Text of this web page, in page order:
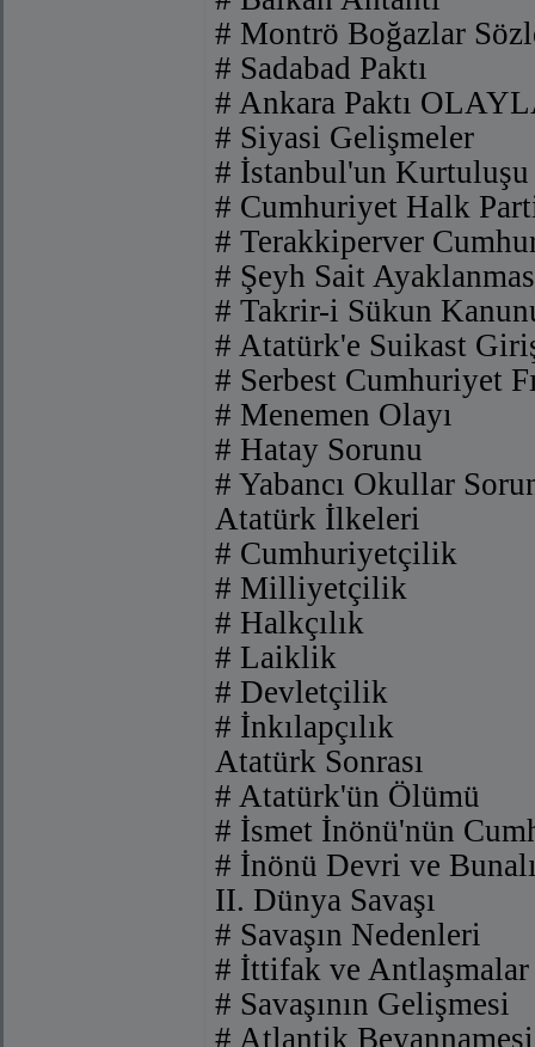
# Montrö Boğazlar
# Sadabad Paktı
# Ankara Paktı
# Siyasi Gelişmeler
# İstanbul'un Kurtuluşu
# Cumhuriyet Halk
# Terakkiperver
# Şeyh Sait
# Takrir-i Sükun
# Atatürk'e Suikast
# Serbest Cumhuriyet
# Menemen Olayı
# Hatay Sorunu
# Yabancı Okullar
Atatürk İlkeleri
# Cumhuriyetçilik
# Milliyetçilik
# Halkçılık
# Laiklik
# Devletçilik
# İnkılapçılık
Atatürk Sonrası
# Atatürk'ün Ölümü
# İsmet İnönü'nün
# İnönü Devri ve
II. Dünya Savaşı
# Savaşın Nedenleri
# İttifak ve Antlaşmalar
# Savaşının Gelişmesi
# Atlantik Beyannamesi